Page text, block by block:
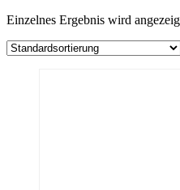
Einzelnes Ergebnis wird